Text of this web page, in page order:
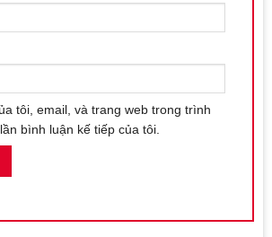
tôi, email, và trang web trong trình
bình luận kế tiếp của tôi.